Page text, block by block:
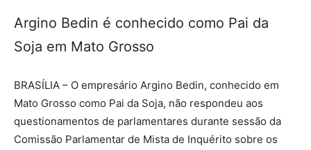
Argino Bedin é conhecido como Pai da
Soja em Mato Grosso
BRASÍLIA – O empresário Argino Bedin, conhecido em
Mato Grosso como Pai da Soja, não respondeu aos
questionamentos de parlamentares durante sessão da
Comissão Parlamentar de Mista de Inquérito sobre os